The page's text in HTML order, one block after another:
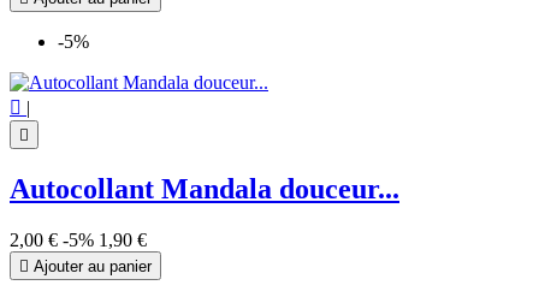
-5%
 |

Autocollant Mandala douceur...
2,00 € -5% 1,90 €
 Ajouter au panier